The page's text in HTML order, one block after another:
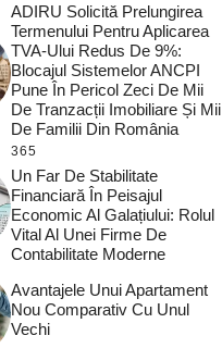
ADIRU Solicită Prelungirea
Termenului Pentru Aplicarea
TVA-Ului Redus De 9%:
Blocajul Sistemelor ANCPI
Pune În Pericol Zeci De Mii
De Tranzacții Imobiliare Și Mii
De Familii Din România
365
Un Far De Stabilitate
Financiară În Peisajul
Economic Al Galațiului: Rolul
Vital Al Unei Firme De
Contabilitate Moderne
Avantajele Unui Apartament
Nou Comparativ Cu Unul
Vechi